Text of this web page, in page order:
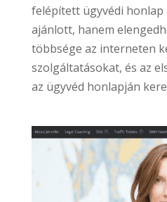
felépített ügyvédi honlap
ajánlott, hanem
többsége az interneten
szolgáltatásokat, és az
az ügyvéd honlapján